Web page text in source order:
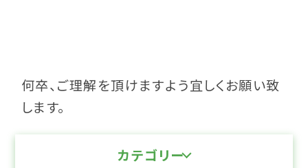
カテゴリー
何卒、ご理解を頂けますよう宜しくお願い致
します。